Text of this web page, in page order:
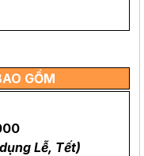
GỒM
Lễ, Tết)